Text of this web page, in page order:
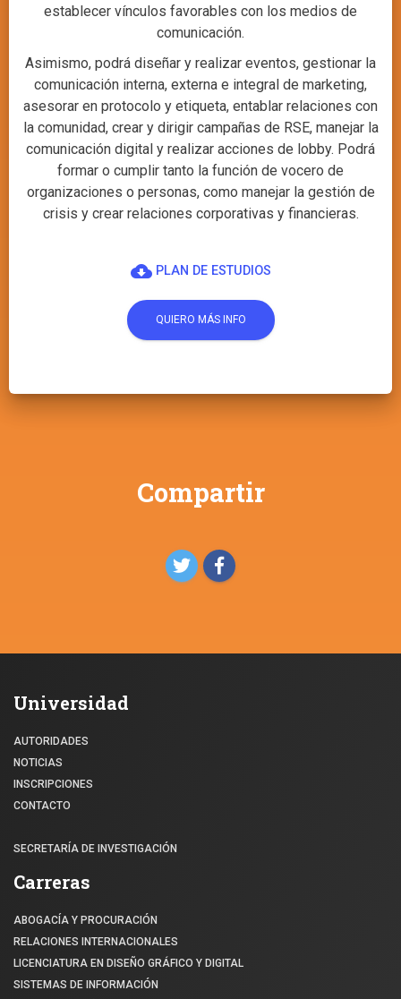
establecer vínculos favorables con los medios de
comunicación.
Asimismo, podrá diseñar y realizar eventos, gestionar la
comunicación interna, externa e integral de marketing,
asesorar en protocolo y etiqueta, entablar relaciones con
la comunidad, crear y dirigir campañas de RSE, manejar la
comunicación digital y realizar acciones de lobby. Podrá
formar o cumplir tanto la función de vocero de
organizaciones o personas, como manejar la gestión de
crisis y crear relaciones corporativas y financieras.
cloud_downloadPLAN DE ESTUDIOS
QUIERO MÁS INFO
Compartir
Universidad
AUTORIDADES
NOTICIAS
INSCRIPCIONES
CONTACTO
SECRETARÍA DE INVESTIGACIÓN
Carreras
ABOGACÍA Y PROCURACIÓN
RELACIONES INTERNACIONALES
LICENCIATURA EN DISEÑO GRÁFICO Y DIGITAL
SISTEMAS DE INFORMACIÓN